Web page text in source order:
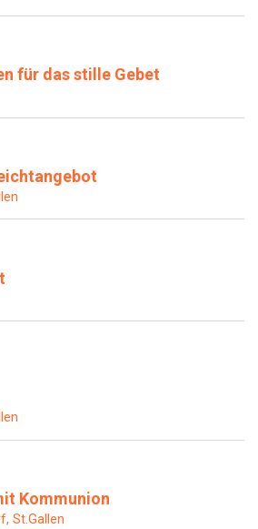
für das stille Gebet
Kommunion
St.Gallen